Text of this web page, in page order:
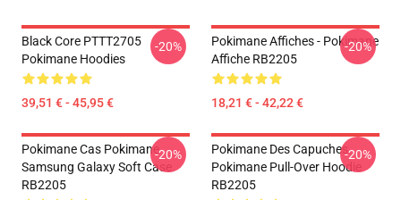
Black Core PTTT2705
Pokimane Hoodies
39,51 € - 45,95 €
-20%
Pokimane Affiches - Pokimane
Affiche RB2205
18,21 € - 42,22 €
-20%
Pokimane Cas Pokimane
Samsung Galaxy Soft Case
RB2205
-20%
Pokimane Des Capuches...
Pokimane Pull-Over Hoodie
RB2205
-20%